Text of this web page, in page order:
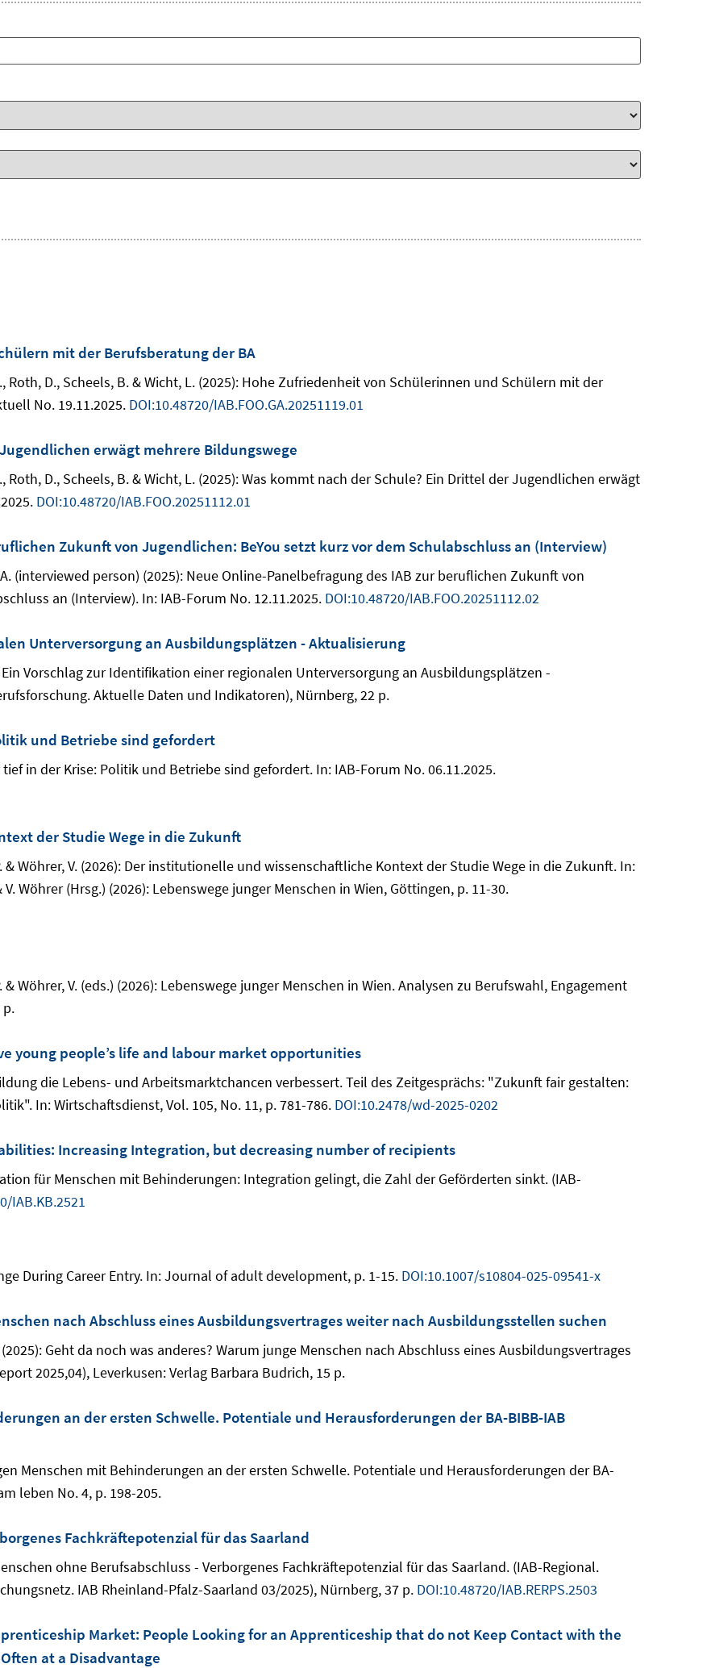
mit der Berufsberatung der BA
Roth, D., Scheels, B. & Wicht, L. (2025): Hohe Zufriedenheit von Schülerinnen und Schülern mit der
No. 19.11.2025. DOI:10.48720/IAB.FOO.GA.20251119.01
erwägt mehrere Bildungswege
Roth, D., Scheels, B. & Wicht, L. (2025): Was kommt nach der Schule? Ein Drittel der Jugendlichen erwägt
DOI:10.48720/IAB.FOO.20251112.01
Zukunft von Jugendlichen: BeYou setzt kurz vor dem Schulabschluss an (Interview)
(interviewed person) (2025): Neue Online-Panelbefragung des IAB zur beruflichen Zukunft von
an (Interview). In: IAB-Forum No. 12.11.2025. DOI:10.48720/IAB.FOO.20251112.02
Unterversorgung an Ausbildungsplätzen - Aktualisierung
Ein Vorschlag zur Identifikation einer regionalen Unterversorgung an Ausbildungsplätzen -
Aktuelle Daten und Indikatoren), Nürnberg, 22 p.
und Betriebe sind gefordert
in der Krise: Politik und Betriebe sind gefordert. In: IAB-Forum No. 06.11.2025.
der Studie Wege in die Zukunft
& Wöhrer, V. (2026): Der institutionelle und wissenschaftliche Kontext der Studie Wege in die Zukunft. In:
Wöhrer (Hrsg.) (2026): Lebenswege junger Menschen in Wien, Göttingen, p. 11-30.
& Wöhrer, V. (eds.) (2026): Lebenswege junger Menschen in Wien. Analysen zu Berufswahl, Engagement
p.
young people’s life and labour market opportunities
die Lebens- und Arbeitsmarktchancen verbessert. Teil des Zeitgesprächs: "Zukunft fair gestalten:
In: Wirtschaftsdienst, Vol. 105, No. 11, p. 781-786. DOI:10.2478/wd-2025-0202
Increasing Integration, but decreasing number of recipients
für Menschen mit Behinderungen: Integration gelingt, die Zahl der Geförderten sinkt. (IAB-
IAB.KB.2521
During Career Entry. In: Journal of adult development, p. 1-15. DOI:10.1007/s10804-025-09541-x
nach Abschluss eines Ausbildungsvertrages weiter nach Ausbildungsstellen suchen
Geht da noch was anderes? Warum junge Menschen nach Abschluss eines Ausbildungsvertrages
2025,04), Leverkusen: Verlag Barbara Budrich, 15 p.
an der ersten Schwelle. Potentiale und Herausforderungen der BA-BIBB-IAB
Menschen mit Behinderungen an der ersten Schwelle. Potentiale und Herausforderungen der BA-
leben No. 4, p. 198-205.
Fachkräftepotenzial für das Saarland
ohne Berufsabschluss - Verborgenes Fachkräftepotenzial für das Saarland. (IAB-Regional.
IAB Rheinland-Pfalz-Saarland 03/2025), Nürnberg, 37 p. DOI:10.48720/IAB.RERPS.2503
Market: People Looking for an Apprenticeship that do not Keep Contact with the
at a Disadvantage